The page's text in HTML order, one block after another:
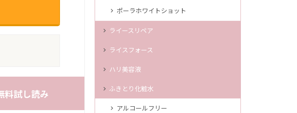
料試し読み
ポーラホワイトショット
ライースリペア
ライスフォース
ハリ美容液
ふきとり化粧水
アルコールフリー